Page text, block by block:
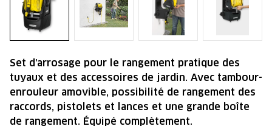
Set d'arrosage pour le rangement pratique des
tuyaux et des accessoires de jardin. Avec tambour-
enrouleur amovible, possibilité de rangement des
raccords, pistolets et lances et une grande boîte
de rangement. Équipé complètement.